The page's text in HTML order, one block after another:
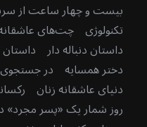
بیست و چهار ساعت از
تکنولوژی چت‌های
داستان دنباله دار داستان
دختر همسایه در
دنیای عاشقانه زنان
روز شمار یک «پسر مجرد»